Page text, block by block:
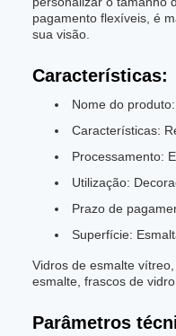
pagamento flexíveis, é
sua visão.
Características:
Nome do
Características:
Processamento:
Utilização:
Prazo de
Superfície:
Vidros de esmalte
esmalte, frascos de
Parâmetros